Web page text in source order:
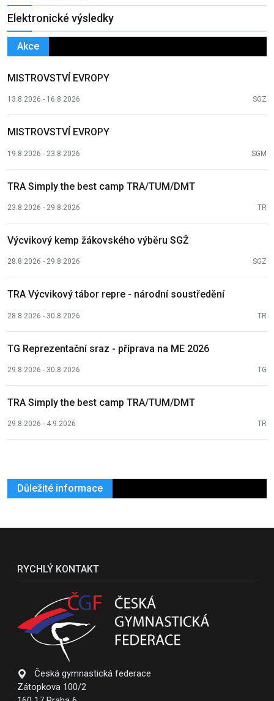
Elektronické výsledky
Akce
MISTROVSTVÍ EVROPY
13.8.2026 - 16.8.2026 SGZ
MISTROVSTVÍ EVROPY
19.8.2026 - 23.8.2026 SGM
TRA Simply the best camp TRA/TUM/DMT
23.8.2026 - 29.8.2026 TR
Výcvikový kemp žákovského výběru SGŽ
28.8.2026 - 29.8.2026 SGZ
TRA Výcvikový tábor repre - národní soustředění
28.8.2026 - 30.8.2026 TR
TG Reprezentační sraz - příprava na ME 2026
29.8.2026 - 30.8.2026 TG
TRA Simply the best camp TRA/TUM/DMT
29.8.2026 - 4.9.2026 TR
Důležité informace
RYCHLÝ KONTAKT
Česká gymnastická federace
Zátopkova 100/2